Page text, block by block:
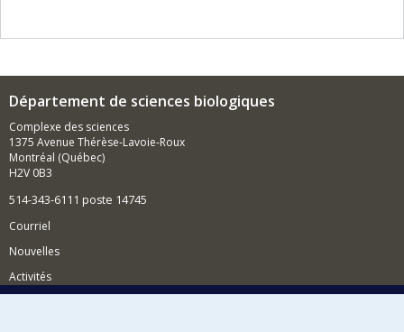
numériques permettant de prédire la structure
observations empiriques sont
Département de sciences biologiques
Complexe des sciences
1375 Avenue Thérèse-Lavoie-Roux
Montréal (Québec)
H2V 0B3
514-343-6111 poste 14745
Courriel
Nouvelles
Activités